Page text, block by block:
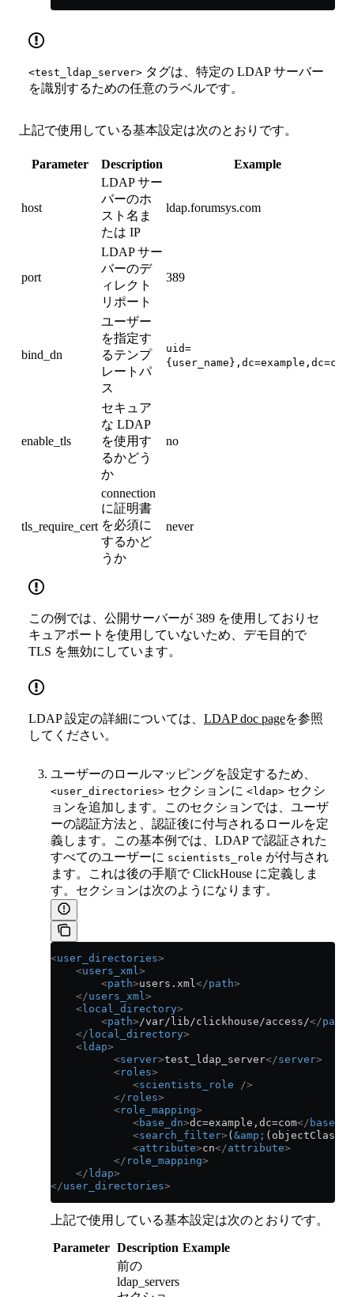
<test_ldap_server> タグは、特定の LDAP サーバー
を識別するための任意のラベルです。
上記で使用している基本設定は次のとおりです。
Parameter Description Example
host
LDAP サー
バーのホ
スト名ま
たは IP
ldap.forumsys.com
port
LDAP サー
バーのデ
ィレクト
リポート
389
bind_dn
ユーザー
を指定す
るテンプ
レートパ
ス
uid=
{user_name},dc=example,dc=com
enable_tls
セキュア
な LDAP
を使用す
るかどう
か
no
tls_require_cert
connection
に証明書
を必須に
するかど
うか
never
この例では、公開サーバーが 389 を使用しておりセ
キュアポートを使用していないため、デモ目的で
TLS を無効にしています。
LDAP 設定の詳細については、 LDAP doc pageを参照
してください。
ユーザーのロールマッピングを設定するため、
<user_directories> セクションに <ldap> セクシ
ョンを追加します。このセクションでは、ユーザ
ーの認証方法と、認証後に付与されるロールを定
義します。この基本例では、LDAP で認証された
すべてのユーザーに scientists_role が付与され
ます。これは後の手順で ClickHouse に定義しま
す。セクションは次のようになります。
<user_directories>
    <
users_xml >
        <
path>users.xml </path>
    </
users_xml >
    <
local_directory>
        <
path> /var/lib/clickhouse/access/</path
    </
local_directory>
    <
ldap>
          <
server>test_ldap_server</server>
          <
roles>
             <
scientists_role />
          </
roles>
          <
role_mapping>
             <
base_dn>dc=example,dc=com</ base_dn
             <
search_filter> (&amp;
             <
attribute>cn</attribute>
          </
role_mapping>
    </
ldap>
</user_directories>
上記で使用している基本設定は次のとおりです。
Parameter Description Example
前の
ldap_servers